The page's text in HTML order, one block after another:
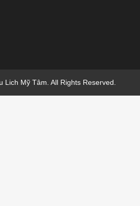
Lich Mỹ Tâm. All Rights Reserved.